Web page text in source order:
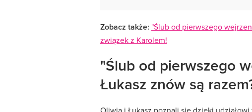
Zobacz także: "Ślub od pierwszego
związek z Karolem!
"Ślub od pierwszego
Łukasz znów są
Oliwia i Łukasz poznali się dzięki